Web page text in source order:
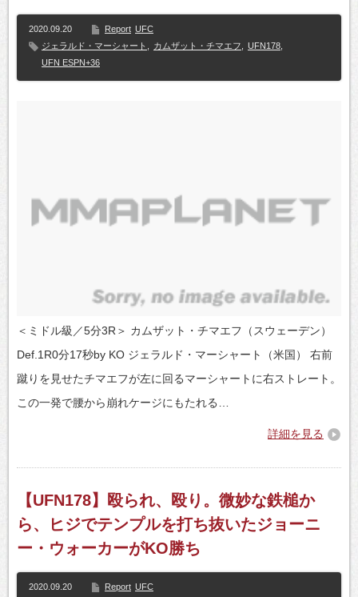
2020.09.20 Report UFC
ジェラルド・マーシャート
カムザット・チマエフ UFN178
UFN ESPN+36
＜ミドル級／5分3R＞ カムザット・チマエフ（スウェーデン）
Def.1R0分17秒by KO ジェラルド・マーシャート（米国） 右前
蹴りを見せたチマエフが左に回るマーシャートに右ストレート。
この一発で腰から崩れケージにもたれる…
詳細を見る
【UFN178】殴られ、殴り。微妙な鉄槌か
ら、ヒジでテンプルを打ち抜いたジョーニ
ー・ウォーカーがKO勝ち
2020.09.20 Report UFC